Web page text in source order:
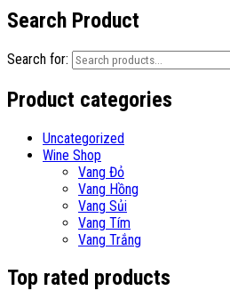
Search Product
Search for:
Product categories
Uncategorized
Wine Shop
Vang Đỏ
Vang Hồng
Vang Sủi
Vang Tím
Vang Trắng
Top rated products